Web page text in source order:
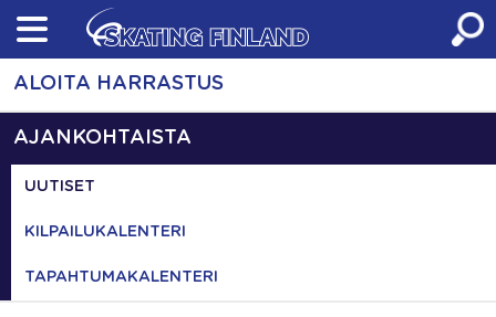
Skip
content
ALOITA HARRASTUS
AJANKOHTAISTA
UUTISET
KILPAILUKALENTERI
TAPAHTUMAKALENTERI